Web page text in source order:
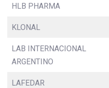
HLB PHARMA
KLONAL
LAB INTERNACIONAL
ARGENTINO
LAFEDAR